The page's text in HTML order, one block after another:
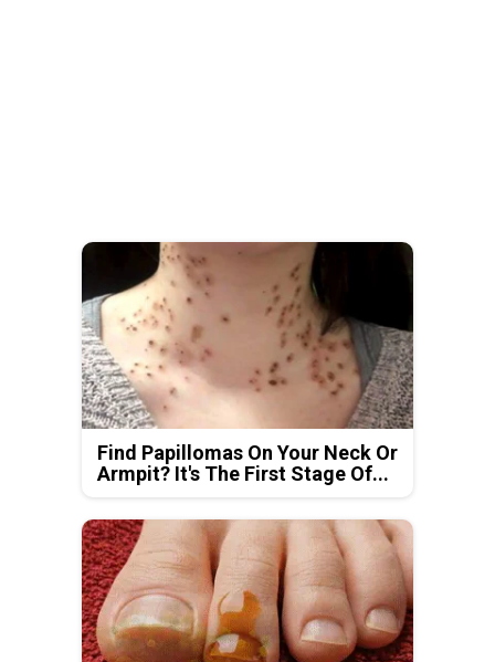
Find Papillomas On Your Neck Or
Armpit? It's The First Stage Of...